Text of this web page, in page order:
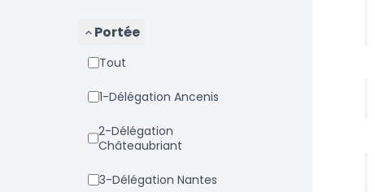
Portée
Tout
1-Délégation Ancenis
2-Délégation
Châteaubriant
3-Délégation Nantes